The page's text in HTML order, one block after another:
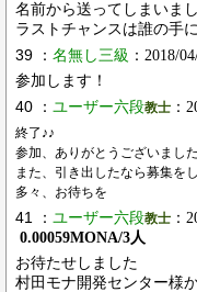
名前から送ってしまいま
ラストチャンスは誰の手
39 ： 名無し三級 ：2018/
参加します！
40 ： ユーザー六段教士 ：
終了♪♪
参加、ありがとうございました
また、引き出したなら募集を
多々、お待ちを
41 ： ユーザー六段教士 ：
0.00059MONA/3人
お待たせしました
村田モナ開発センター様